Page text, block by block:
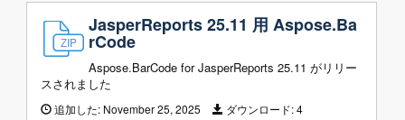
JasperReports 25.11 用 Aspose.Ba
rCode
Aspose.BarCode for JasperReports 25.11 がリリー
スされました
追加した: November 25, 2025 ダウンロード:4